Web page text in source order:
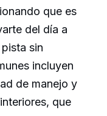
que es
del día a
sin
incluyen
de manejo y
que